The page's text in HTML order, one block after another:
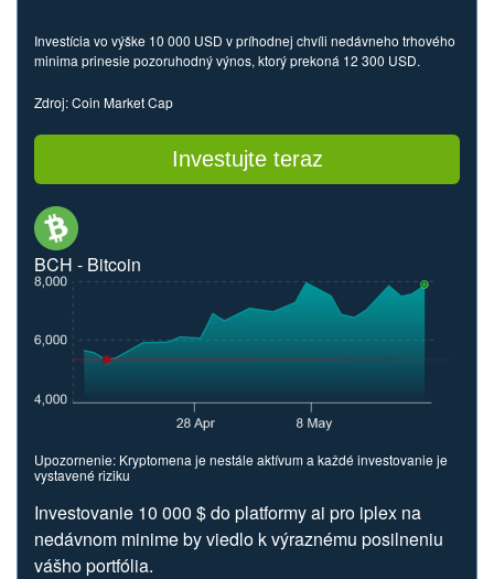
Investícia vo výške 10 000 USD v príhodnej chvíli nedávneho trhového
minima prinesie pozoruhodný výnos, ktorý prekoná 12 300 USD.
Zdroj: Coin Market Cap
Investujte teraz
BCH - Bitcoin
Upozornenie: Kryptomena je nestále aktívum a každé investovanie je
vystavené riziku
Investovanie 10 000 $ do platformy ai pro iplex na
nedávnom minime by viedlo k výraznému posilneniu
vášho portfólia.